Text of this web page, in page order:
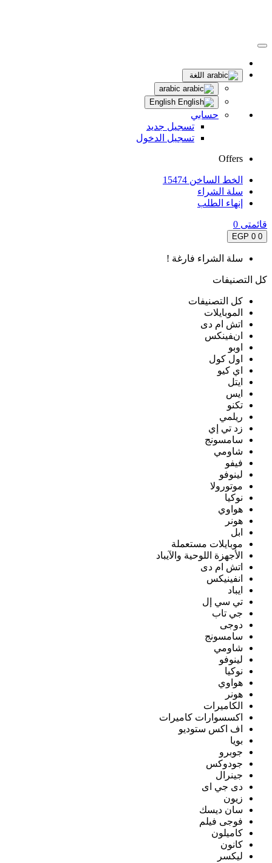
اللغة
حسابي
تسجيل جديد
تسجيل الدخول
Offers
الخط الساخن 15474
سلة الشراء
إنهاء الطلب
قائمتى 0
0
0 EGP
سلة الشراء فارغة !
كل التصنيفات
كل التصنيفات
الموبايلات
اتش ام دى
انفينكس
اوبو
اول كول
اي كيو
ايتل
ايس
تكنو
ريلمي
زد تي إي
سامسونج
شاومي
فيفو
لينوفو
موتورولا
نوكيا
هواوي
هونر
ابل
موبايلات مستعملة
الأجهزة اللوحية والآيباد
اتش ام دى
انفينيكس
ايباد
تي سي إل
جي تاب
دوجى
سامسونج
شاومي
لينوفو
نوكيا
هواوي
هونر
الكاميرات
اكسسوارات كاميرات
اف اكس ستوديو
بويا
جوبرو
جودوكس
جينرال
دى جي اى
زيون
سان ديسك
فوجى فيلم
كاميلون
كانون
ليكسر